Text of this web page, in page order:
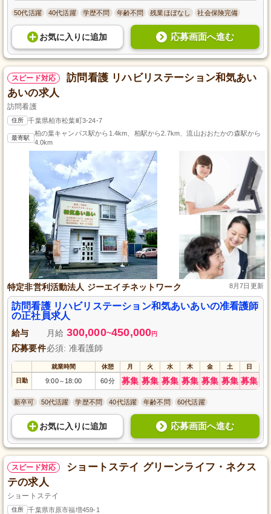
50代活躍 40代活躍 学歴不問 年齢不問 残業ほぼなし 社会保険完備
お気に入り に追加 応募画面へ進む
スピード対応
訪問看護 リハビリステーション和気あい
あいの求人
訪問看護
住所 千葉県柏市松葉町3-24-7
最寄駅
柏の葉キャンパス駅から1.4km、柏駅から2.7km、流山おおたかの森駅から
4.0km
特定非営利活動法人 ジーエイチネットワーク 8月7日更新
訪問看護 リハビリステーション和気あいあいの准看護師
の正社員求人
給与 月給 300,000~450,000円
応募要件必須: 准看護師
就業時間 休憩 月 火 水 木 金 土 日
日勤 9:00～ 18:00 60分 募集 募集 募集 募集 募集 募集 募集
新卒可 50代活躍 学歴不問 40代活躍 年齢不問 60代活躍
お気に入り に追加 応募画面へ進む
スピード対応
ショートステイ グリーンライフ・ネクス
テの求人
ショートステイ
住所 千葉県市原市福増459-1